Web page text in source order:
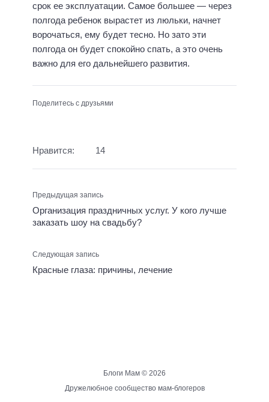
срок ее эксплуатации. Самое большее — через
полгода ребенок вырастет из люльки, начнет
ворочаться, ему будет тесно. Но зато эти
полгода он будет спокойно спать, а это очень
важно для его дальнейшего развития.
Поделитесь с друзьями
Нравится: 14
Предыдущая запись
Организация праздничных услуг. У кого лучше
заказать шоу на свадьбу?
Следующая запись
Красные глаза: причины, лечение
Блоги Мам © 2026
Дружелюбное сообщество мам-блогеров